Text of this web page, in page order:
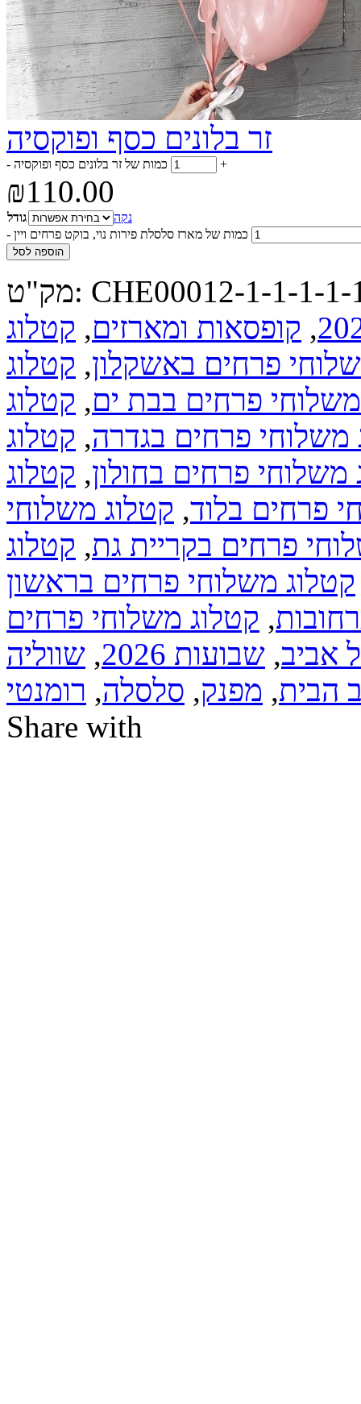
זר בלונים כסף ופוקסיה
- כמות של זר בלונים כסף ופוקסיה +
₪110.00
גודל
נקה
- כמות של מארז סלסלת פירות נוי, בוקט פרחים ויין
הוספה לסל
מק"ט: CHE00012-1-1-1-1-
, קופסאות ומארזים, קטלוג
פרחים באשקלון, קטלוג
פרחים בבת ים, קטלוג
משלוחי פרחים בגדרה, קטלוג
משלוחי פרחים בחולון, קטלוג
פרחים בלוד, קטלוג משלוחי
פרחים בקריית גת, קטלוג
קטלוג משלוחי פרחים בראשון
, קטלוג משלוחי פרחים
אביב, שבועות 2026 , שווליה
הבית, מפנק, סלסלה, רומנטי
Share with